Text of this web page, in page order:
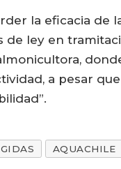
la eficacia de
ley en
a pesar
AQUACHILE